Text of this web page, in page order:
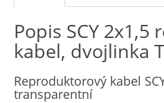
Popis SCY
kabel, dvojlinka
Reproduktorový kabel
transparentní